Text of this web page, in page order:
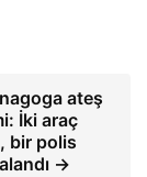
ateş
İki araç
bir polis
→